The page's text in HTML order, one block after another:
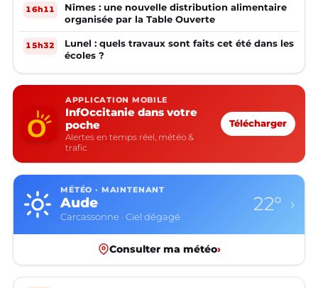
16h11
Nîmes : une nouvelle distribution alimentaire
organisée par la Table Ouverte
15h32
Lunel : quels travaux sont faits cet été dans les
écoles ?
APPLICATION MOBILE
InfOccitanie dans votre
poche
Alertes en temps réel, météo &
trafic
Télécharger
MÉTÉO · MAINTENANT
Aude
Carcassonne · Ciel dégagé
22° ›
Consulter ma météo›